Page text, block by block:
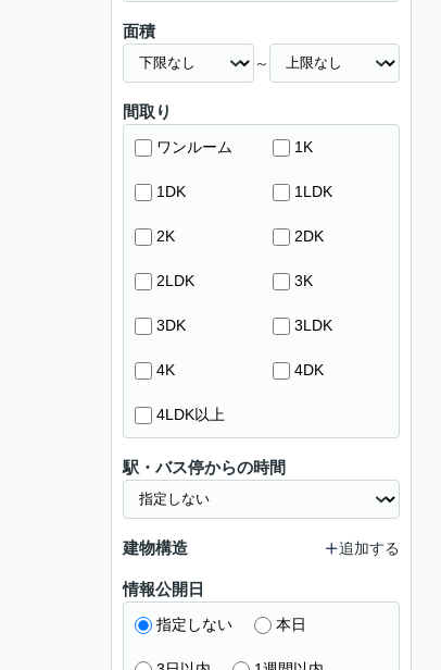
面積
～
間取り
ワンルーム 1K
1DK 1LDK
2K 2DK
2LDK 3K
3DK 3LDK
4K 4DK
4LDK以上
駅・バス停からの時間
建物構造 追加する
情報公開日
指定しない 本日